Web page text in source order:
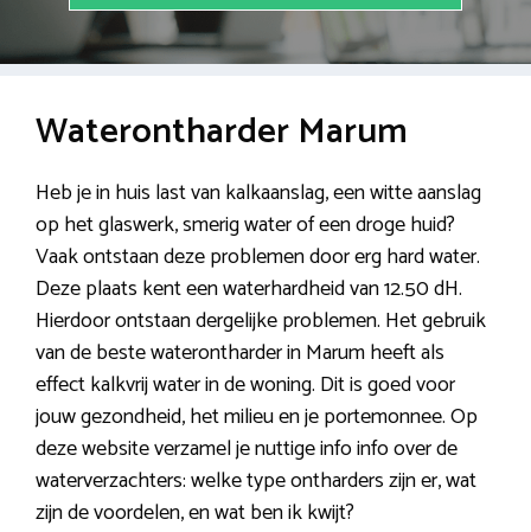
Waterontharder Marum
Heb je in huis last van kalkaanslag, een witte aanslag
op het glaswerk, smerig water of een droge huid?
Vaak ontstaan deze problemen door erg hard water.
Deze plaats kent een waterhardheid van 12.50 dH.
Hierdoor ontstaan dergelijke problemen. Het gebruik
van de beste waterontharder in Marum heeft als
effect kalkvrij water in de woning. Dit is goed voor
jouw gezondheid, het milieu en je portemonnee. Op
deze website verzamel je nuttige info info over de
waterverzachters: welke type ontharders zijn er, wat
zijn de voordelen, en wat ben ik kwijt?